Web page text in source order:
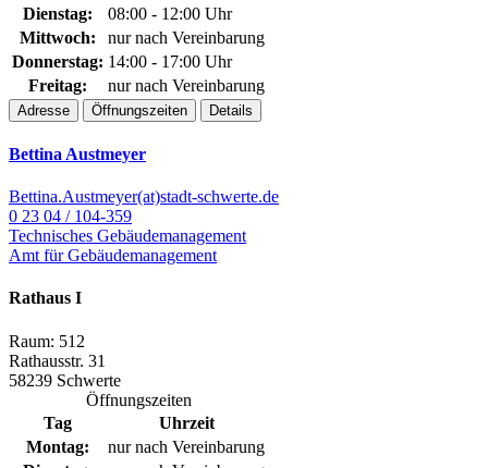
Dienstag:
08:00 - 12:00 Uhr
Mittwoch:
nur nach Vereinbarung
Donnerstag: 14:00 - 17:00 Uhr
Freitag:
nur nach Vereinbarung
Adresse Öffnungszeiten Details
Bettina Austmeyer
Bettina.Austmeyer(at)stadt-schwerte.de
0 23 04 / 104-359
Technisches Gebäudemanagement
Amt für Gebäudemanagement
Rathaus I
Raum: 512
Rathausstr. 31
58239 Schwerte
Öffnungszeiten
Tag
Uhrzeit
Montag:
nur nach Vereinbarung